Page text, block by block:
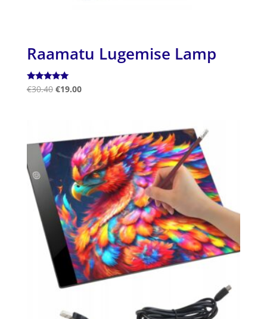
Raamatu Lugemise Lamp
Hinnanguga
5.00
€30.40 €19.00